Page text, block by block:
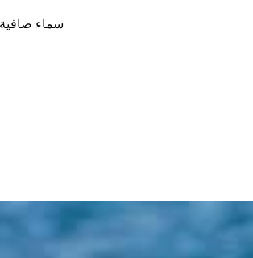
سماء صافية